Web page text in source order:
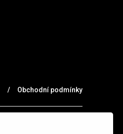
/ Obchodní podmínky